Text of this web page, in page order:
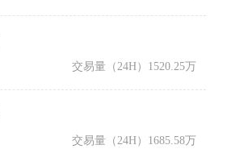
交易量（24H） 1520.25万
交易量（24H） 1685.58万